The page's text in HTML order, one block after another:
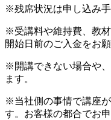
※残席状況は申し込み
※受講料や維持費、教
開始日前のご入金をお願
※開講できない場合や
ます。
※当社側の事情で講座
す。お客様の都合でお